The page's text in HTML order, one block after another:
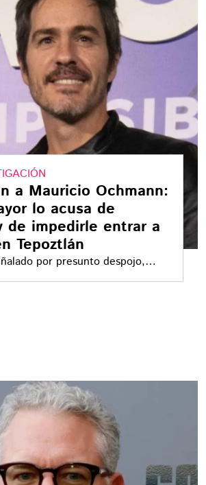
a Mauricio Ochmann:
lo acusa de
de impedirle entrar a
Tepoztlán
por presunto despojo,
la Fiscalía General del